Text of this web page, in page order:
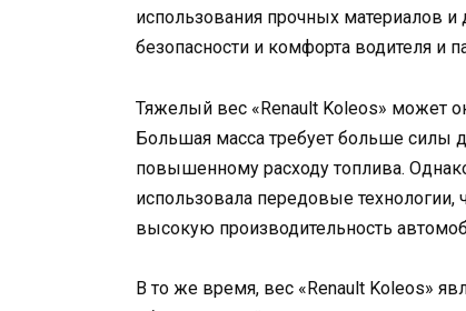
использования прочных материалов и
безопасности и комфорта водителя и
Тяжелый вес «Renault Koleos» может
Большая масса требует больше силы
повышенному расходу топлива.
использовала передовые технологии,
высокую производительность
В то же время, вес «Renault Koleos»